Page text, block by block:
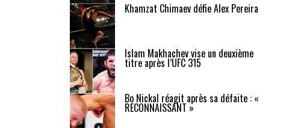
Khamzat Chimaev défie Alex Pereira
Islam Makhachev vise un deuxième
titre après l’UFC 315
Bo Nickal réagit après sa défaite : «
RECONNAISSANT »